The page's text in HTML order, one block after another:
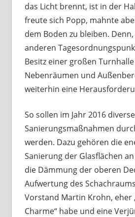
das Licht brennt, ist in der
freute sich Popp, mahnte
dem Boden zu bleiben.
anderen
Besitz einer großen
Nebenräumen und
weiterhin eine
So sollen im Jahr 2016 diverse
Sanierungsmaßnahmen
werden. Dazu gehören die
Sanierung der Glasflächen
die Dämmung der oberen
Aufwertung des
Vorstand Martin Krohn, eher
Charme“ habe und eine